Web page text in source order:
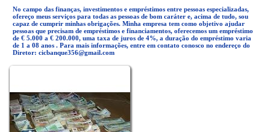
No campo das finanças, investimentos e empréstimos entre pessoas especializadas,
ofereço meus serviços para todas as pessoas de bom caráter e, acima de tudo, sou
capaz de cumprir minhas obrigações. Minha empresa tem como objetivo ajudar
pessoas que precisam de empréstimos e financiamentos, oferecemos um empréstimo
de € 5.000 a € 200.000, uma taxa de juros de 4%, a duração do empréstimo varia
de 1 a 08 anos . Para mais informações, entre em contato conosco no endereço do
Diretor: cicbanque356@gmail.com